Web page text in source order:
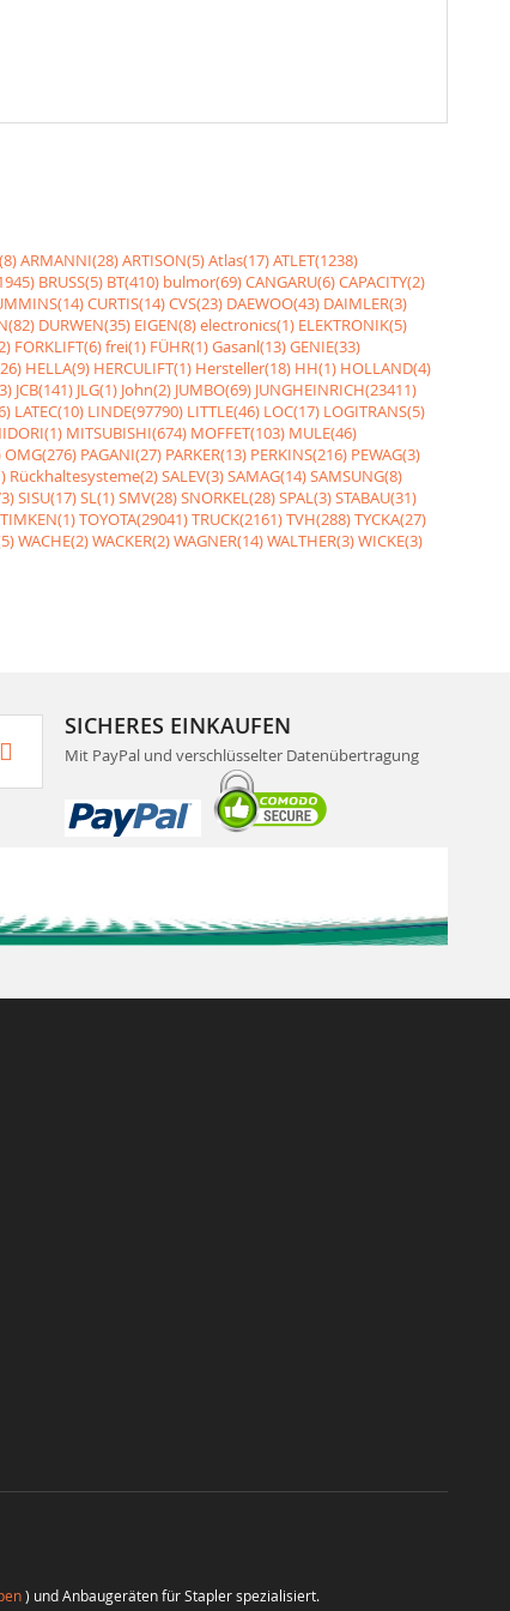
ARMANNI(28)ARTISON(5)Atlas(17)ATLET(1238)
BRUSS(5) BT(410) bulmor(69)CANGARU(6)CAPACITY(2)
CURTIS(14)CVS(23) DAEWOO(43) DAIMLER(3)
DURWEN(35) EIGEN(8)electronics(1) ELEKTRONIK(5)
FORKLIFT(6)frei(1) FÜHR(1)Gasanl(13)GENIE(33)
HELLA(9) HERCULIFT(1) Hersteller(18) HH(1) HOLLAND(4)
JCB(141) JLG(1) John(2) JUMBO(69) JUNGHEINRICH(23411)
LATEC(10) LINDE(97790) LITTLE(46) LOC(17) LOGITRANS(5)
MITSUBISHI(674) MOFFET(103) MULE(46)
OMG(276) PAGANI(27) PARKER(13) PERKINS(216) PEWAG(3)
Rückhaltesysteme(2)SALEV(3)SAMAG(14)SAMSUNG(8)
SISU(17)SL(1)SMV(28)SNORKEL(28)SPAL(3)STABAU(31)
TIMKEN(1)TOYOTA(29041)TRUCK(2161)TVH(288)TYCKA(27)
WACHE(2)WACKER(2)WAGNER(14)WALTHER(3)WICKE(3)
SICHERES EINKAUFEN
Mit PayPal und verschlüsselter Datenübertragung
) und Anbaugeräten für Stapler spezialisiert.